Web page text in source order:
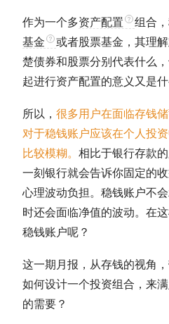
作为一个多资产配置 组合
基金
或者股票基金，其理
楚债券和股票分别代表什么
起进行资产配置的意义又是什
所以， 很多用户在面临存钱
对于稳钱账户应该在个人投
比较模糊。 相比于银行存款
一刻银行就会告诉你固定的
心理波动负担。稳钱账户不
时还会面临净值的波动。在
稳钱账户呢？
这一期月报，从存钱的视角
如何设计一个投资组合，来
的需要？